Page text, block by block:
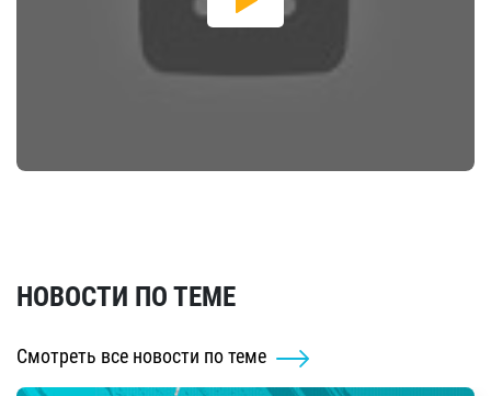
НОВОСТИ ПО ТЕМЕ
Смотреть все новости по теме